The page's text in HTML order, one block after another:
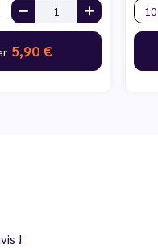
5,90 €
!